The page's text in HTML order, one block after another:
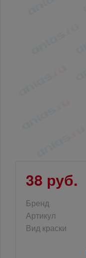
38 руб.
Бренд
Артикул
Вид краски